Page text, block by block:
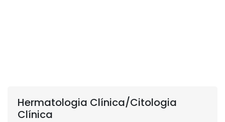
Hermatologia Clínica/Citologia
Clínica